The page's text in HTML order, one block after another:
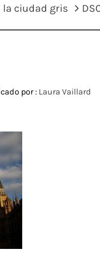
ciudad gris
por : Laura Vaillard